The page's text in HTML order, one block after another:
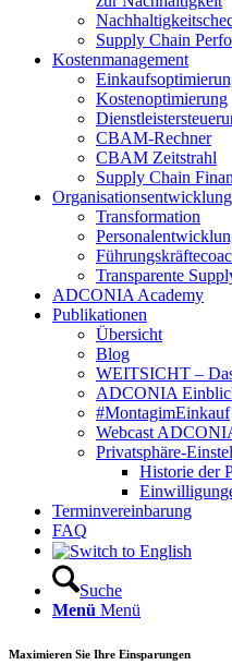
Supply Chain
Kostenmanagement
Kostenoptimierung
CBAM-Rechner
CBAM Zeitstrahl
Supply Chain
Organisationsentwicklung
Transformation
Transparente
ADCONIA Academy
Publikationen
Übersicht
Blog
WEITSICHT –
ADCONIA
#MontagimEinkauf
Webcast
Privatsphäre-
Historie der
Terminvereinbarung
FAQ
Suche
Menü Menü
Maximieren Sie Ihre Einsparungen